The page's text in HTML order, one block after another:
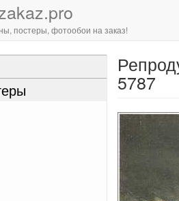
постеры, фотообои на заказ!
5787